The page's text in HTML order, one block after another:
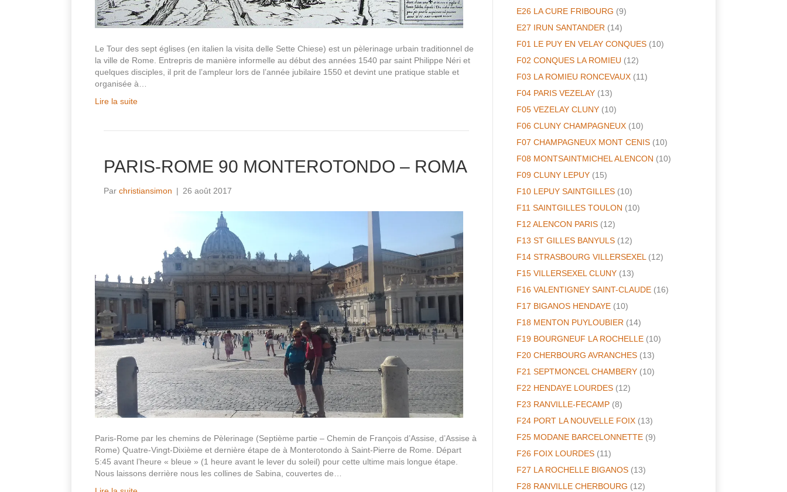
Le Tour des sept églises (en italien la visita delle Sette Chiese) est un pèlerinage urbain traditionnel de
la ville de Rome. Entrepris de manière informelle au début des années 1540 par saint Philippe Néri et
quelques disciples, il prit de l’ampleur lors de l’année jubilaire 1550 et devint une pratique stable et
organisée à…
Lire la suite
PARIS-ROME 90 MONTEROTONDO – ROMA
Par christiansimon | 26 août 2017
Paris-Rome par les chemins de Pèlerinage (Septième partie – Chemin de François d’Assise, d’Assise à
Rome) Quatre-Vingt-Dixième et dernière étape de à Monterotondo à Saint-Pierre de Rome. Départ
5:45 avant l’heure « bleue » (1 heure avant le lever du soleil) pour cette ultime mais longue étape.
Nous laissons derrière nous les collines de Sabina, couvertes de…
E26 LA CURE FRIBOURG (9)
E27 IRUN SANTANDER (14)
F01 LE PUY EN VELAY CONQUES (10)
F02 CONQUES LA ROMIEU (12)
F03 LA ROMIEU RONCEVAUX (11)
F04 PARIS VEZELAY (13)
F05 VEZELAY CLUNY (10)
F06 CLUNY CHAMPAGNEUX (10)
F07 CHAMPAGNEUX MONT CENIS (10)
F08 MONTSAINTMICHEL ALENCON (10)
F09 CLUNY LEPUY (15)
F10 LEPUY SAINTGILLES (10)
F11 SAINTGILLES TOULON (10)
F12 ALENCON PARIS (12)
F13 ST GILLES BANYULS (12)
F14 STRASBOURG VILLERSEXEL (12)
F15 VILLERSEXEL CLUNY (13)
F16 VALENTIGNEY SAINT-CLAUDE (16)
F17 BIGANOS HENDAYE (10)
F18 MENTON PUYLOUBIER (14)
F19 BOURGNEUF LA ROCHELLE (10)
F20 CHERBOURG AVRANCHES (13)
F21 SEPTMONCEL CHAMBERY (10)
F22 HENDAYE LOURDES (12)
F23 RANVILLE-FECAMP (8)
F24 PORT LA NOUVELLE FOIX (13)
F25 MODANE BARCELONNETTE (9)
F26 FOIX LOURDES (11)
F27 LA ROCHELLE BIGANOS (13)
F28 RANVILLE CHERBOURG (12)